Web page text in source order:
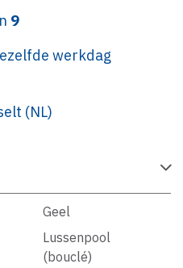
9
werkdag
(NL)
Geel
Lussenpool
(bouclé)